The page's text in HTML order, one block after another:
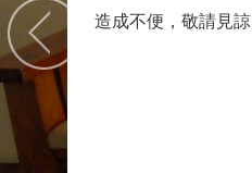
造成不便，敬請見諒